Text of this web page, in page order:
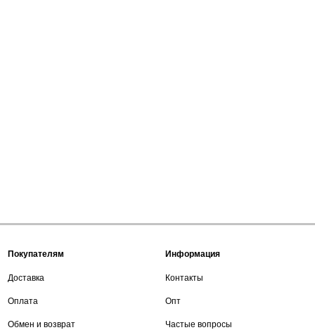
Покупателям
Доставка
Оплата
Обмен и возврат
Информация
Контакты
Опт
Частые вопросы